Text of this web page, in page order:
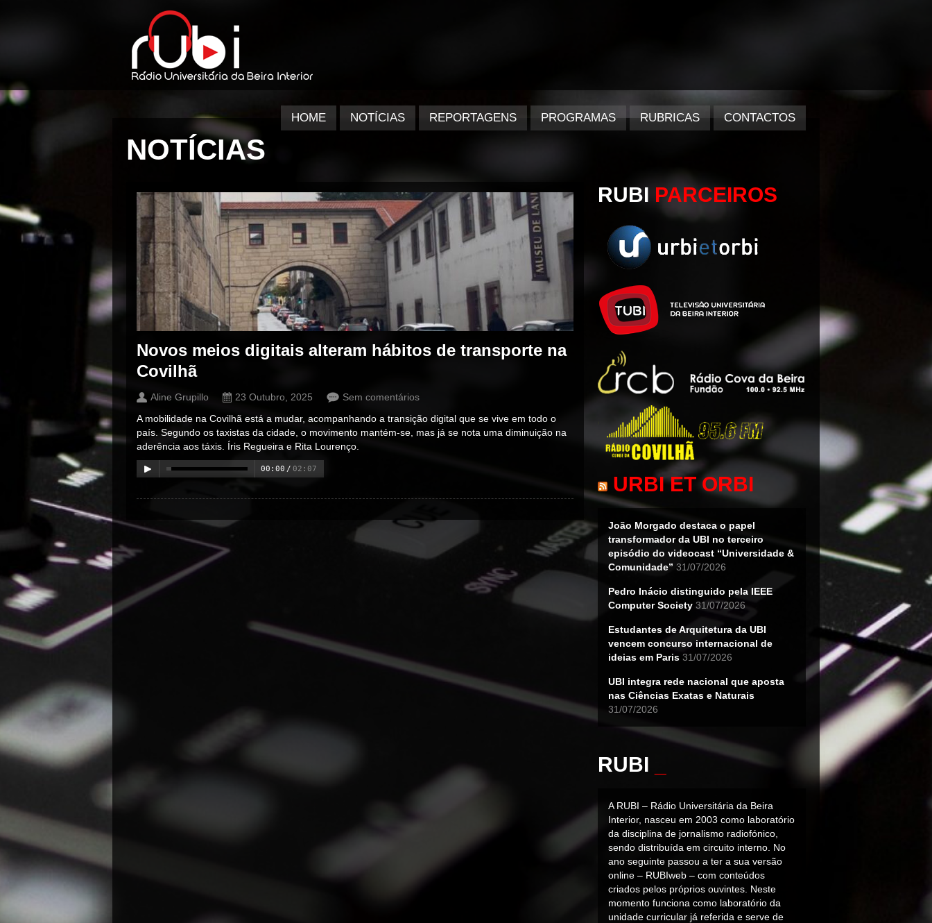
HOME NOTÍCIAS REPORTAGENS PROGRAMAS RUBRICAS CONTACTOS
NOTÍCIAS
RUBI PARCEIROS
URBI ET ORBI
João Morgado destaca o papel
transformador da UBI no terceiro
episódio do videocast “Universidade &
Comunidade” 31/07/2026
Pedro Inácio distinguido pela IEEE
Computer Society 31/07/2026
Estudantes de Arquitetura da UBI
vencem concurso internacional de
ideias em Paris 31/07/2026
UBI integra rede nacional que aposta
nas Ciências Exatas e Naturais
31/07/2026
RUBI
A RUBI – Rádio Universitária da Beira
Interior, nasceu em 2003 como laboratório
da disciplina de jornalismo radiofónico,
sendo distribuída em circuito interno. No
ano seguinte passou a ter a sua versão
online – RUBIweb – com conteúdos
criados pelos próprios ouvintes. Neste
momento funciona como laboratório da
unidade curricular já referida e serve de
Novos meios digitais alteram hábitos de transporte na
Covilhã
Aline Grupillo 23 Outubro, 2025
Sem comentários
A mobilidade na Covilhã está a mudar, acompanhando a transição digital que se vive em todo o
país. Segundo os taxistas da cidade, o movimento mantém-se, mas já se nota uma diminuição na
aderência aos táxis. Íris Regueira e Rita Lourenço.
00:00 / 02:07
00:00 / 00:00